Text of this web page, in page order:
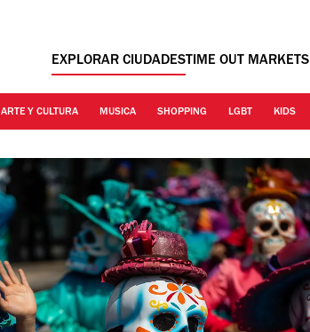
EXPLORAR CIUDADESTIME OUT MARKETS
ARTE Y CULTURA MUSICA SHOPPING LGBT KIDS